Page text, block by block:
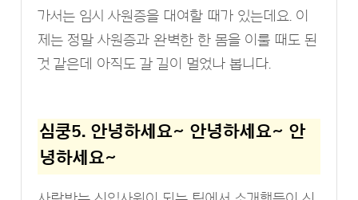
가서는 임시 사원증을 대여할 때가 있는데요. 이
제는 정말 사원증과 완벽한 한 몸을 이룰 때도 된
것 같은데 아직도 갈 길이 멀었나 봅니다.
심쿵5. 안녕하세요~ 안녕하세요~ 안
녕하세요~